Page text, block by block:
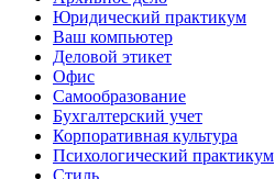
Юридический практикум
Ваш компьютер
Деловой этикет
Офис
Самообразование
Бухгалтерский учет
Корпоративная культура
Психологический практикум
Стиль